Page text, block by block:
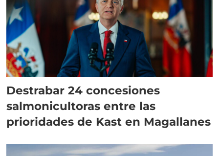
Destrabar 24 concesiones
salmonicultoras entre las
prioridades de Kast en Magallanes